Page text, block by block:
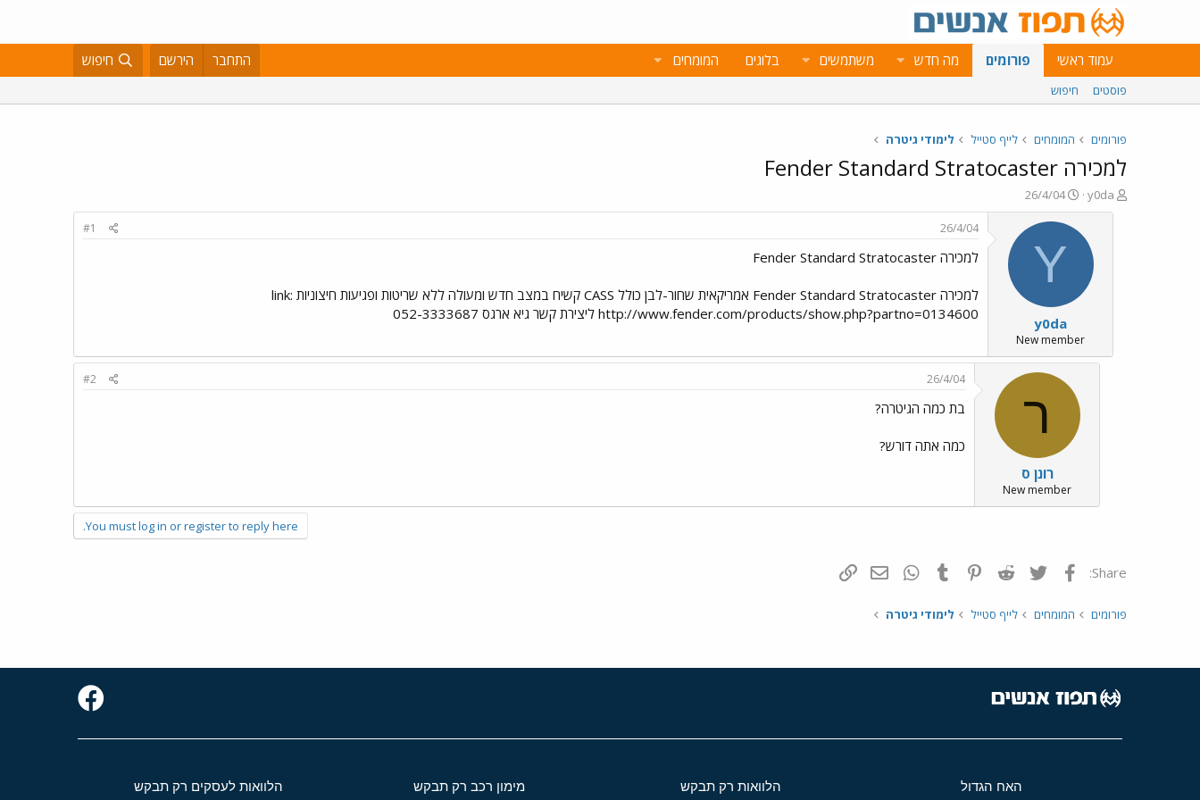
עמוד ראשי פורומים מה חדש משתמשים בלוגים המומחים התחבר הירשם חיפוש
פוסטים חיפוש
פורומים המומחים לייף סטייל לימודי גיטרה
למכירה Fender Standard Stratocaster
פ
ו
y0da
פ
ו
ר
ם
א
ר
י
ך
26/4/04
Y
y0da
New member
26/4/04
#1
למכירה Fender Standard Stratocaster
למכירה Fender Standard Stratocaster אמריקאית שחור-לבן כולל CASS קשיח במצב חדש ומעולה ללא שריטות ופגיעות חיצוניות link:
http://www.fender.com/products/show.php?partno=0134600 ליצירת קשר גיא ארגס 052-3333687
ר
רונן ס
New member
26/4/04
#2
בת כמה הגיטרה?
כמה אתה דורש?
You must log in or register to reply here.
Share: פייסבוק Twitter
Reddit
Pinterest
Tumblr
WhatsAppדואר אלקטרוני
פורומים המומחים לייף סטייל לימודי גיטרה
האח הגדול הלוואות רק תבקש מימון רכב רק תבקש הלוואות לעסקים רק תבקש